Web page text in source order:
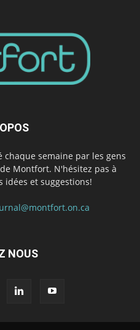
semaine par les gens
Montfort. N'hésitez pas à
idées et suggestions!
NOUS